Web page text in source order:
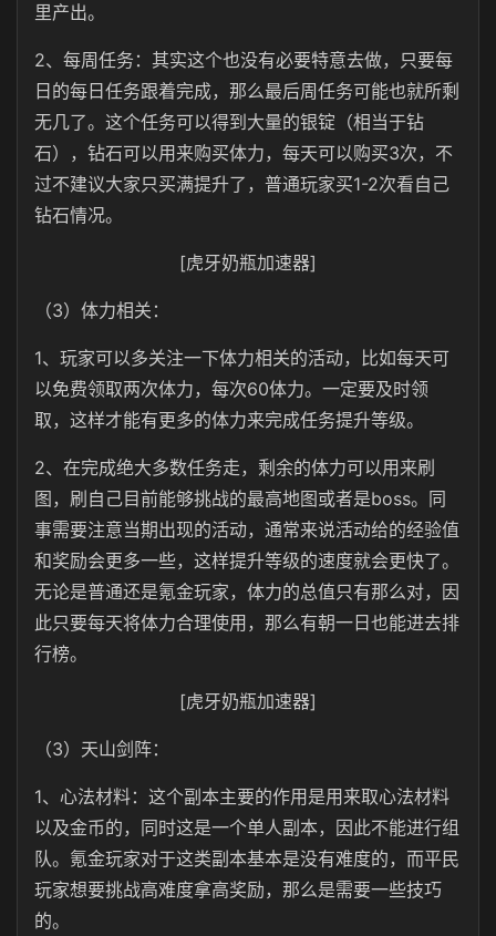
里产出。
2、每周任务：其实这个也没有必要特意去做，只要每
日的每日任务跟着完成，那么最后周任务可能也就所剩
无几了。这个任务可以得到大量的银锭（相当于钻
石），钻石可以用来购买体力，每天可以购买3次，不
过不建议大家只买满提升了，普通玩家买1-2次看自己
钻石情况。
[虎牙奶瓶加速器]
（3）体力相关：
1、玩家可以多关注一下体力相关的活动，比如每天可
以免费领取两次体力，每次60体力。一定要及时领
取，这样才能有更多的体力来完成任务提升等级。
2、在完成绝大多数任务走，剩余的体力可以用来刷
图，刷自己目前能够挑战的最高地图或者是boss。同
事需要注意当期出现的活动，通常来说活动给的经验值
和奖励会更多一些，这样提升等级的速度就会更快了。
无论是普通还是氪金玩家，体力的总值只有那么对，因
此只要每天将体力合理使用，那么有朝一日也能进去排
行榜。
[虎牙奶瓶加速器]
（3）天山剑阵：
1、心法材料：这个副本主要的作用是用来取心法材料
以及金币的，同时这是一个单人副本，因此不能进行组
队。氪金玩家对于这类副本基本是没有难度的，而平民
玩家想要挑战高难度拿高奖励，那么是需要一些技巧
的。